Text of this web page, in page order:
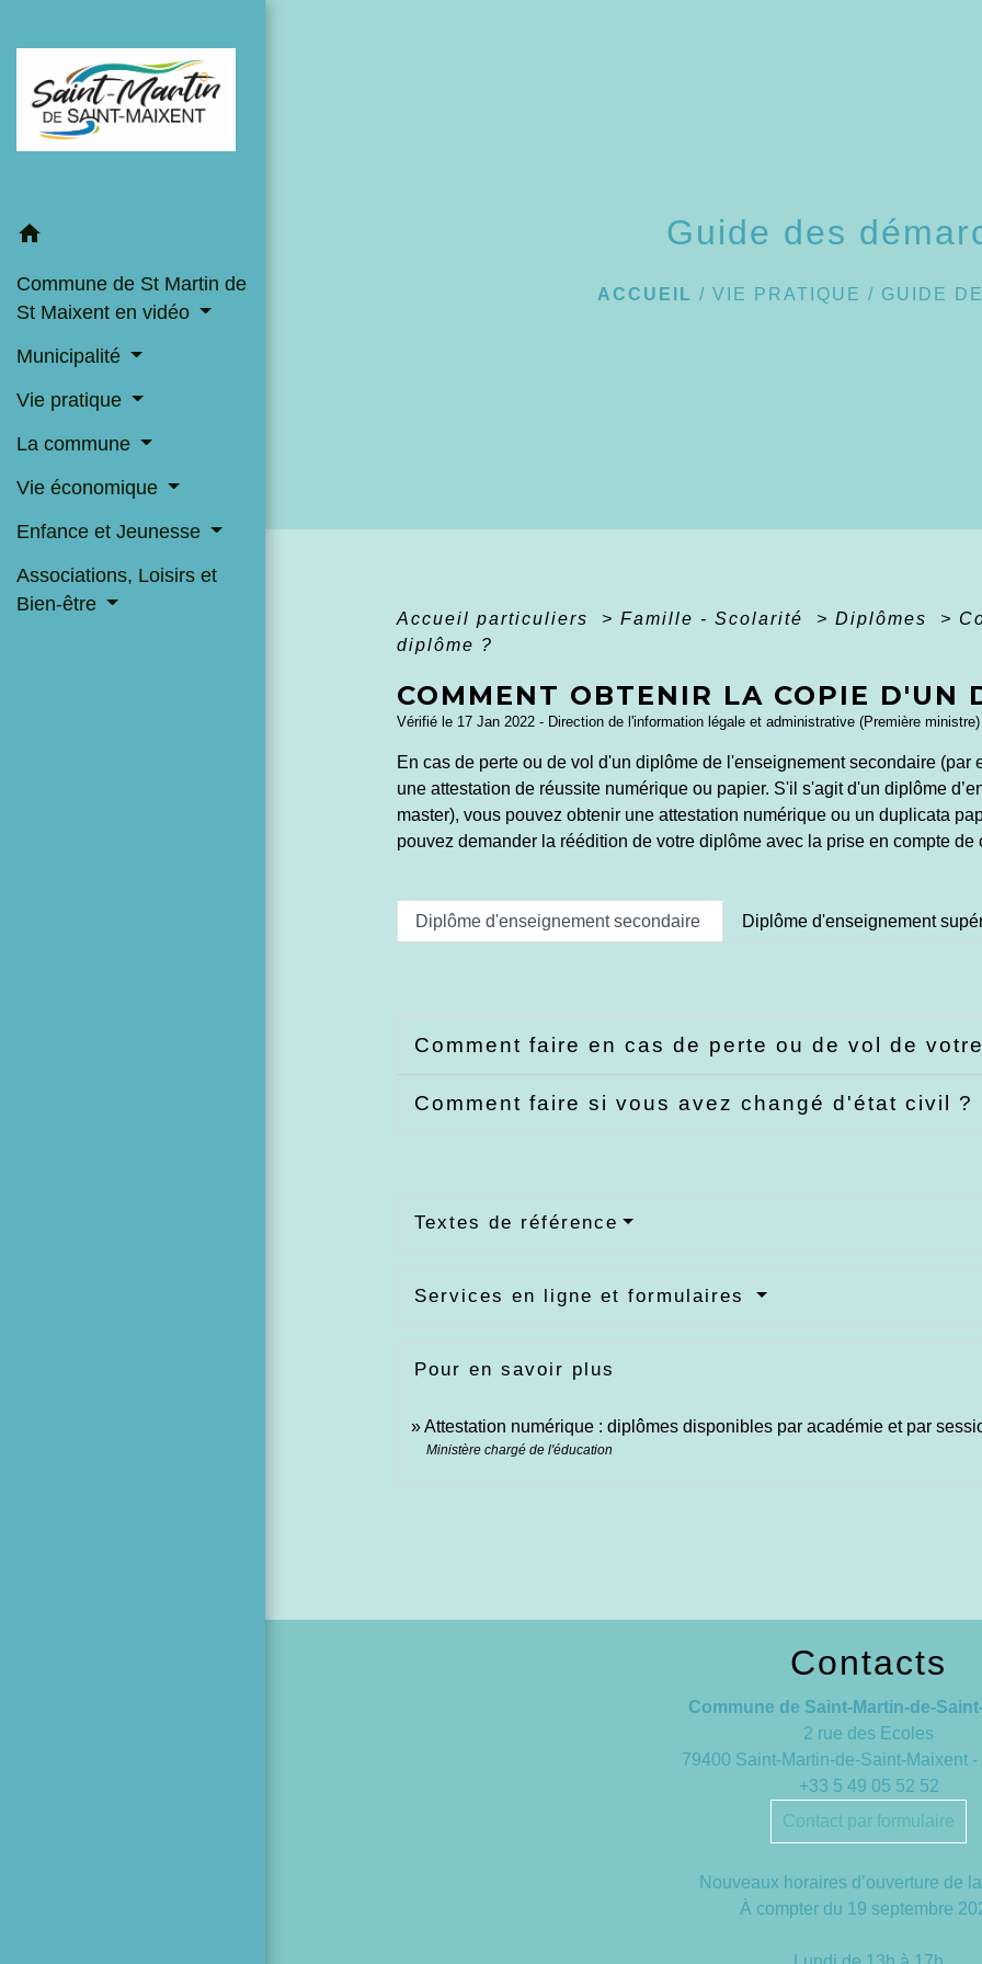
home
Commune de St Martin de
St Maixent en vidéo
Municipalité
Vie pratique
La commune
Vie économique
Enfance et Jeunesse
Associations, Loisirs et
Bien-être
Guide des
ACCUEIL /VIE PRATIQUE / GUIDE
Accueil particuliers > Famille - Scolarité > Diplômes >
diplôme ?
COMMENT OBTENIR LA COPIE D'UN
Vérifié le 17 Jan 2022 - Direction de l'information légale et administrative (Première ministre)
En cas de perte ou de vol d'un diplôme de l'enseignement secondaire (par
une attestation de réussite numérique ou papier. S'il s'agit d'un diplôme
master), vous pouvez obtenir une attestation numérique ou un duplicata
pouvez demander la réédition de votre diplôme avec la prise en compte de
Diplôme d'enseignement secondaire Diplôme d'enseignement
Comment faire en cas de perte ou de vol de
Comment faire si vous avez changé d'état civil ?
Textes de référence
Services en ligne et formulaires
Pour en savoir plus
Attestation numérique : diplômes disponibles par académie et par
Ministère chargé de l'éducation
Contacts
Commune de Saint-Martin-de-
2 rue des Ecoles
79400 Saint-Martin-de-Saint-Maixent
+33 5 49 05 52 52
Contact par formulaire
Nouveaux horaires d’ouverture de
À compter du 19 septembre